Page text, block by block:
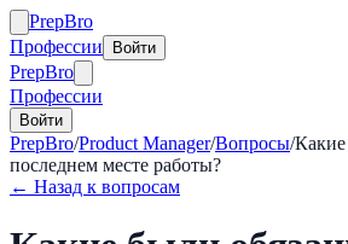
PrepBro
Профессии
Войти
PrepBro
Профессии
Войти
PrepBro/Product Manager/Вопросы/Какие
последнем месте работы?
← Назад к вопросам